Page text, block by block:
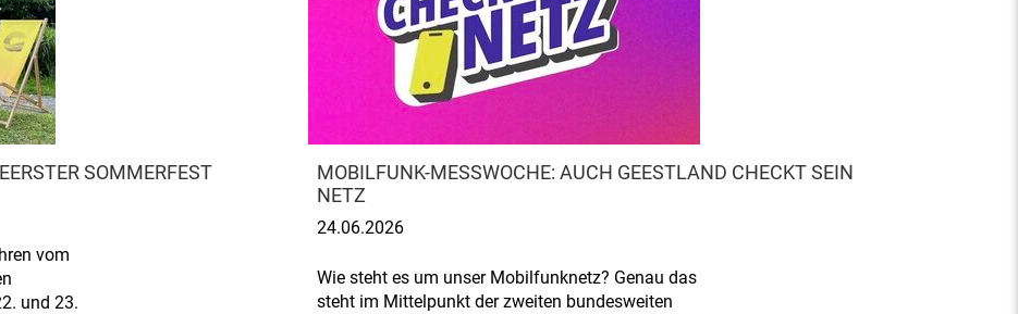
SOMMERFEST
vom
und 23.
MOBILFUNK-MESSWOCHE: AUCH GEESTLAND CHECKT SEIN
NETZ
24.06.2026
Wie steht es um unser Mobilfunknetz? Genau das
steht im Mittelpunkt der zweiten bundesweiten